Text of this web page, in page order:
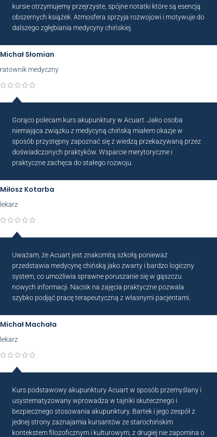
kursie otrzymujemy przejrzyste, spójne notatki które są esencją
obszernych książek. Atmosfera sprzyja rozwojowi i motywuje do
dalszego zgłębiania medycyny chińskiej.
Michał Słomian
ratownik medyczny
Gorąco polecam kurs akupunktury w Acuart. Jako osoba
niemająca związku z medycyną chińską miałem okazje w
sposób przystępny zapoznać się z wiedzą przekazywaną przez
doświadczonych praktyków. Wsparcie merytoryczne i
praktyczne zachęca do stałego rozwoju.
Miłosz Kotarba
lekarz
Uważam, że Acuart jest znakomitą szkołą ponieważ
przedstawia medycynę chińską jako zwarty i bardzo logiczny
system, co umożliwia sprawne poruszanie się w gąszczu
nowych informacji. Nacisk na zajęcia praktyczne pozwala
szybko podjąć pracę terapeutyczną z własnymi pacjentami.
Michał Machała
lekarz
Kurs podstawowy akupunktury Acuart w sposób przemyślany i
usystematyzowany wprowadza w tajniki skutecznego i
bezpiecznego stosowania akupunktury. Bartek i jego zespół z
jednej strony zaznajamia kursantów ze starochińskim
kontekstem filozoficznym i kulturowym, z drugiej nie zapomina o